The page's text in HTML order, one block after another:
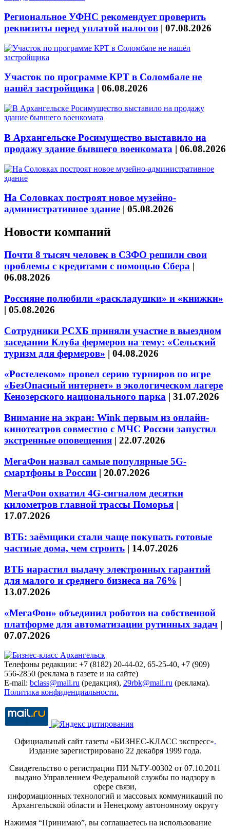
Региональное УФНС рекомендует проверить
реквизиты перед уплатой налогов | 07.08.2026
Участок по программе КРТ в Соломбале не
нашёл застройщика | 06.08.2026
В Архангельске Росимущество выставило на
продажу здание бывшего военкомата | 06.08.2026
На Соловках построят новое музейно-
административное здание | 05.08.2026
Новости компаний
Почти 8 тысяч человек в СЗФО решили свои
проблемы с кредитами с помощью Сбера |
06.08.2026
Россияне полюбили «раскладушки» и «книжки»
| 05.08.2026
Сотрудники РСХБ приняли участие в выездном
заседании Клуба фермеров на тему: «Сельский
туризм для фермеров» | 04.08.2026
«Ростелеком» провел серию турниров по игре
«БезОпасный интернет» в экологическом лагере
Кенозерского национального парка | 31.07.2026
Внимание на экран: Wink первым из онлайн-
кинотеатров совместно с МЧС России запустил
экстренные оповещения | 22.07.2026
МегаФон назвал самые популярные 5G-
смартфоны в России | 20.07.2026
МегаФон охватил 4G-сигналом десятки
километров главной трассы Поморья |
17.07.2026
ВТБ: заёмщики стали чаще покупать готовые
частные дома, чем строить | 14.07.2026
ВТБ нарастил выдачу электронных гарантий
для малого и среднего бизнеса на 76% |
13.07.2026
«МегаФон» объединил роботов на собственной
платформе для автоматизации рутинных задач |
07.07.2026
Телефоны редакции: +7 (8182) 20-44-02, 65-25-40, +7 (909)
556-2850 (реклама в газете и на сайте)
E-mail: bclass@mail.ru (редакция), 29rbk@mail.ru (реклама).
Политика конфиденциальности.
Официальный сайт газеты «БИЗНЕС-КЛАСС экспресс».
Издание зарегистрировано 22 декабря 1999 года.
Свидетельство о регистрации ПИ №ТУ-00302 от 07.10.2011
выдано Управлением Федеральной службы по надзору в
сфере связи,
информационных технологий и массовых коммуникаций по
Архангельской области и Ненецкому автономному округу
Нажимая “Принимаю”, вы соглашаетесь на использование